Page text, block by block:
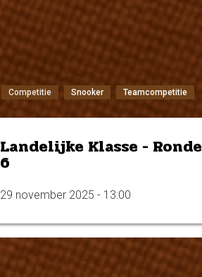
Competitie Snooker Teamcompetitie
Landelijke Klasse - Ronde
6
29 november 2025 - 13:00